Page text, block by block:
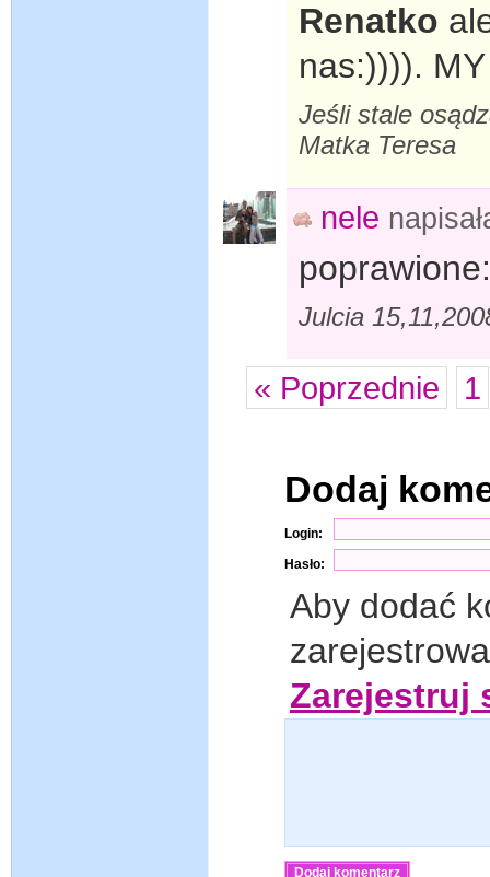
Renatko
nas:)))).
Jeśli stale
Matka Teresa
nele
Julcia
« Poprzednie 1
Dodaj
Login:
Hasło:
Aby dodać
Zarejestruj